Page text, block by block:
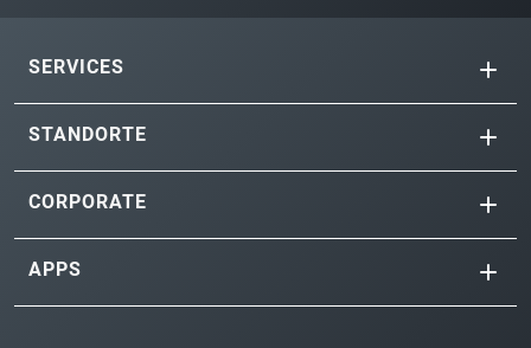
SERVICES
STANDORTE
CORPORATE
APPS